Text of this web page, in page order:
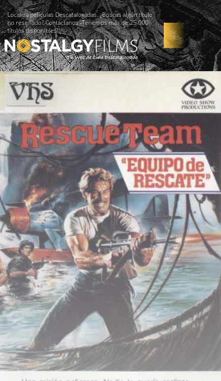
Localiza películas Descatalogadas. ¿Buscas algún título
no reseñado? Contáctanos -Tenemos más de 25.000
títulos disponibles!